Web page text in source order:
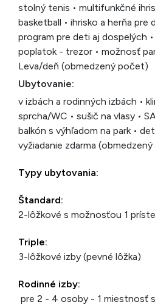
stolný tenis • multifunkčné
basketball • ihrisko a herňa pre
program pre deti aj dospelých
poplatok - trezor • možnosť
Leva/deň (obmedzený počet)
Ubytovanie:
v izbách a rodinných izbách •
sprcha/WC • sušič na vlasy •
balkón s výhľadom na park •
vyžiadanie zdarma
Typy ubytovania:
Štandard:
2-lôžkové s možnosťou 1
Triple:
3-lôžkové izby (pevné lôžka)
Rodinné izby:
pre 2 - 4 osoby - 1 miestnosť